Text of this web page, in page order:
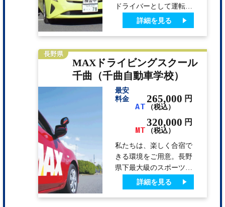
ドライバーとして運転し
て頂くために大切な「運
転の責任」「生命の大切
さ」「運転の楽しさ」を
皆様が楽しく上達出来る
様、良い雰囲気づくりを
大切にし、ポイントをし
っかり伝える教習をして
います。 ●アルプスに囲
まれ自然が豊か。すがす
然の中、のびのび気持ち
心運転者教育において、
優れた教習所として全
国・管区、表彰されまし
詳細を見る
長野県
MAXドライビングスクール
千曲（千曲自動車学校）
最安
料金
AT
265,000 円
（税込）
MT
320,000 円
（税込）
私たちは、楽しく合宿で
きる環境をご用意。長野
県下最大級のスポーツク
ラブ｢MAXスポーツクラ
ブ｣やスーパー銭湯「 広
徳の湯」が宿泊施設に隣
詳細を見る